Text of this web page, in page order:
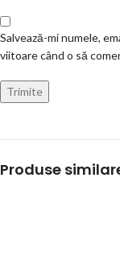
Salvează-mi numele,
viitoare când o să
Produse